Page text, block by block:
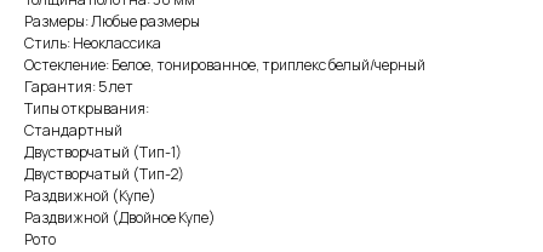
Размеры: Любые размеры
Стиль: Неоклассика
Остекление: Белое, тонированное, триплекс белый/черный
Гарантия: 5 лет
Типы открывания:
Стандартный
Двустворчатый (Тип-1)
Двустворчатый (Тип-2)
Раздвижной (Купе)
Раздвижной (Двойное Купе)
Рото